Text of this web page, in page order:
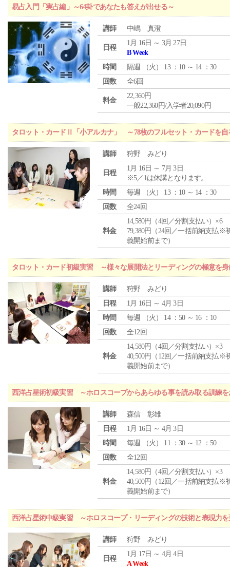
易占入門「実占編」～64卦であなたも答えが出せる～
講師 中嶋 真澄
日程
1月 16日 ～ 3月 27日
B Week
時間
隔週 （火 ） 13 ：10 ～ 14 ：30
回数
全6回
料金
22,360円
一般22,360円/入学者20,090円
タロット・カードⅡ「小アルカナ」 ～78枚のフルセット・カードを自
講師 狩野 みどり
日程
1月 16日 ～ 7月 3日
※5／1は休講となります。
時間
毎週 （火 ） 13 ：10 ～ 14 ：30
回数
全24回
料金
14,580円（4回／分割支払い）×6
79,380円（24回／一括前納支払※
義開始前まで）
タロット・カード初級実習 ～様々な展開法とリーディングの極意を身
講師
狩野 みどり
日程
1月 16日 ～ 4月 3日
時間
毎週 （火 ） 14 ：50 ～ 16 ：10
回数
全12回
料金
14,580円（4回／分割支払い）×3
40,500円（12回／一括前納支払※
義開始前まで）
西洋占星術初級実習 ～ホロスコープからあらゆる事を読み取る訓練を
講師
森信 彰雄
日程
1月 16日 ～ 4月 3日
時間
毎週 （火 ） 11 ：30 ～ 12 ：50
回数
全12回
料金
14,580円（4回／分割支払い）×3
40,500円（12回／一括前納支払※
義開始前まで）
西洋占星術中級実習 ～ホロスコープ・リーディングの技術と表現力
講師 狩野 みどり
日程
1月 17日 ～ 4月 4日
A Week